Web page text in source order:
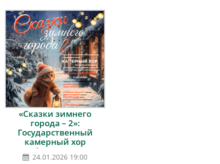
«Сказки зимнего
города – 2»:
Государственный
камерный хор
Республики Беларусь
24.01.2026 19:00